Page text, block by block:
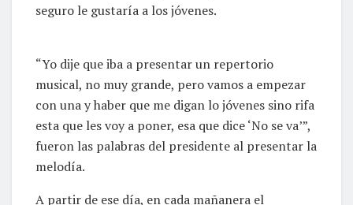
seguro le gustaría a los jóvenes.
“Yo dije que iba a presentar un repertorio
musical, no muy grande, pero vamos a empezar
con una y haber que me digan lo jóvenes sino rifa
esta que les voy a poner, esa que dice ‘No se va’”,
fueron las palabras del presidente al presentar la
melodía.
A partir de ese día, en cada mañanera el